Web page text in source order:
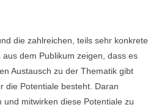
die zahlreichen, teils sehr konkrete
dem Publikum zeigen, dass es
Austausch zu der Thematik gibt
die Potentiale besteht. Daran
und mitwirken diese Potentiale zu